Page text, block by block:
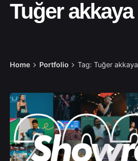
Tuğer akkaya
Home Portfolio Tag: Tuğer akkaya